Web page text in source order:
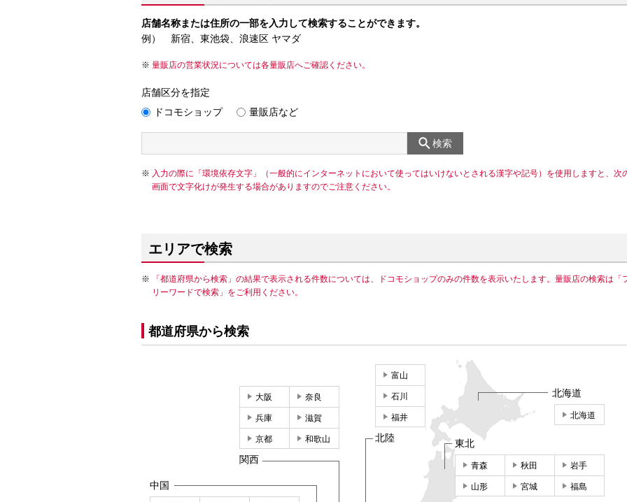
店舗名称または住所の一部を入力して検索することができます。
例） 新宿、東池袋、浪速区 ヤマダ
量販店の営業状況については各量販店へご確認ください。
店舗区分を指定
ドコモショップ
量販店など
検索
入力の際に「環境依存文字」（一般的にインターネットにおいて使ってはいけないとされる漢字や記号）を使用しますと、次
画面で文字化けが発生する場合がありますのでご注意ください。
エリアで検索
「都道府県から検索」の結果で表示される件数については、ドコモショップのみの件数を表示いたします。量販店の検索は「
リーワードで検索」をご利用ください。
都道府県から検索
北海道
北海道
東北
青森 秋田 岩手
山形 宮城 福島
富山
石川
福井
北陸
大阪 奈良
兵庫 滋賀
京都 和歌山
関西
中国